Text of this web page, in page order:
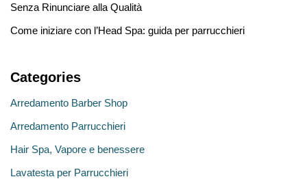
Senza Rinunciare alla Qualità
Come iniziare con l’Head Spa: guida per parrucchieri
Categories
Arredamento Barber Shop
Arredamento Parrucchieri
Hair Spa, Vapore e benessere
Lavatesta per Parrucchieri